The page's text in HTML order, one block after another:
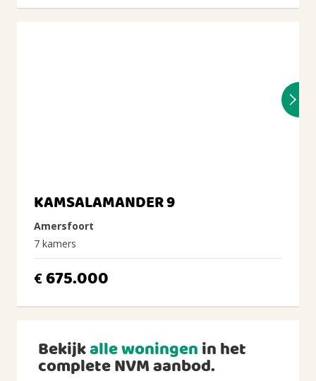
KAMSALAMANDER 9
Amersfoort
7 kamers
€675.000
Bekijkalle woningenin het
complete NVM aanbod.